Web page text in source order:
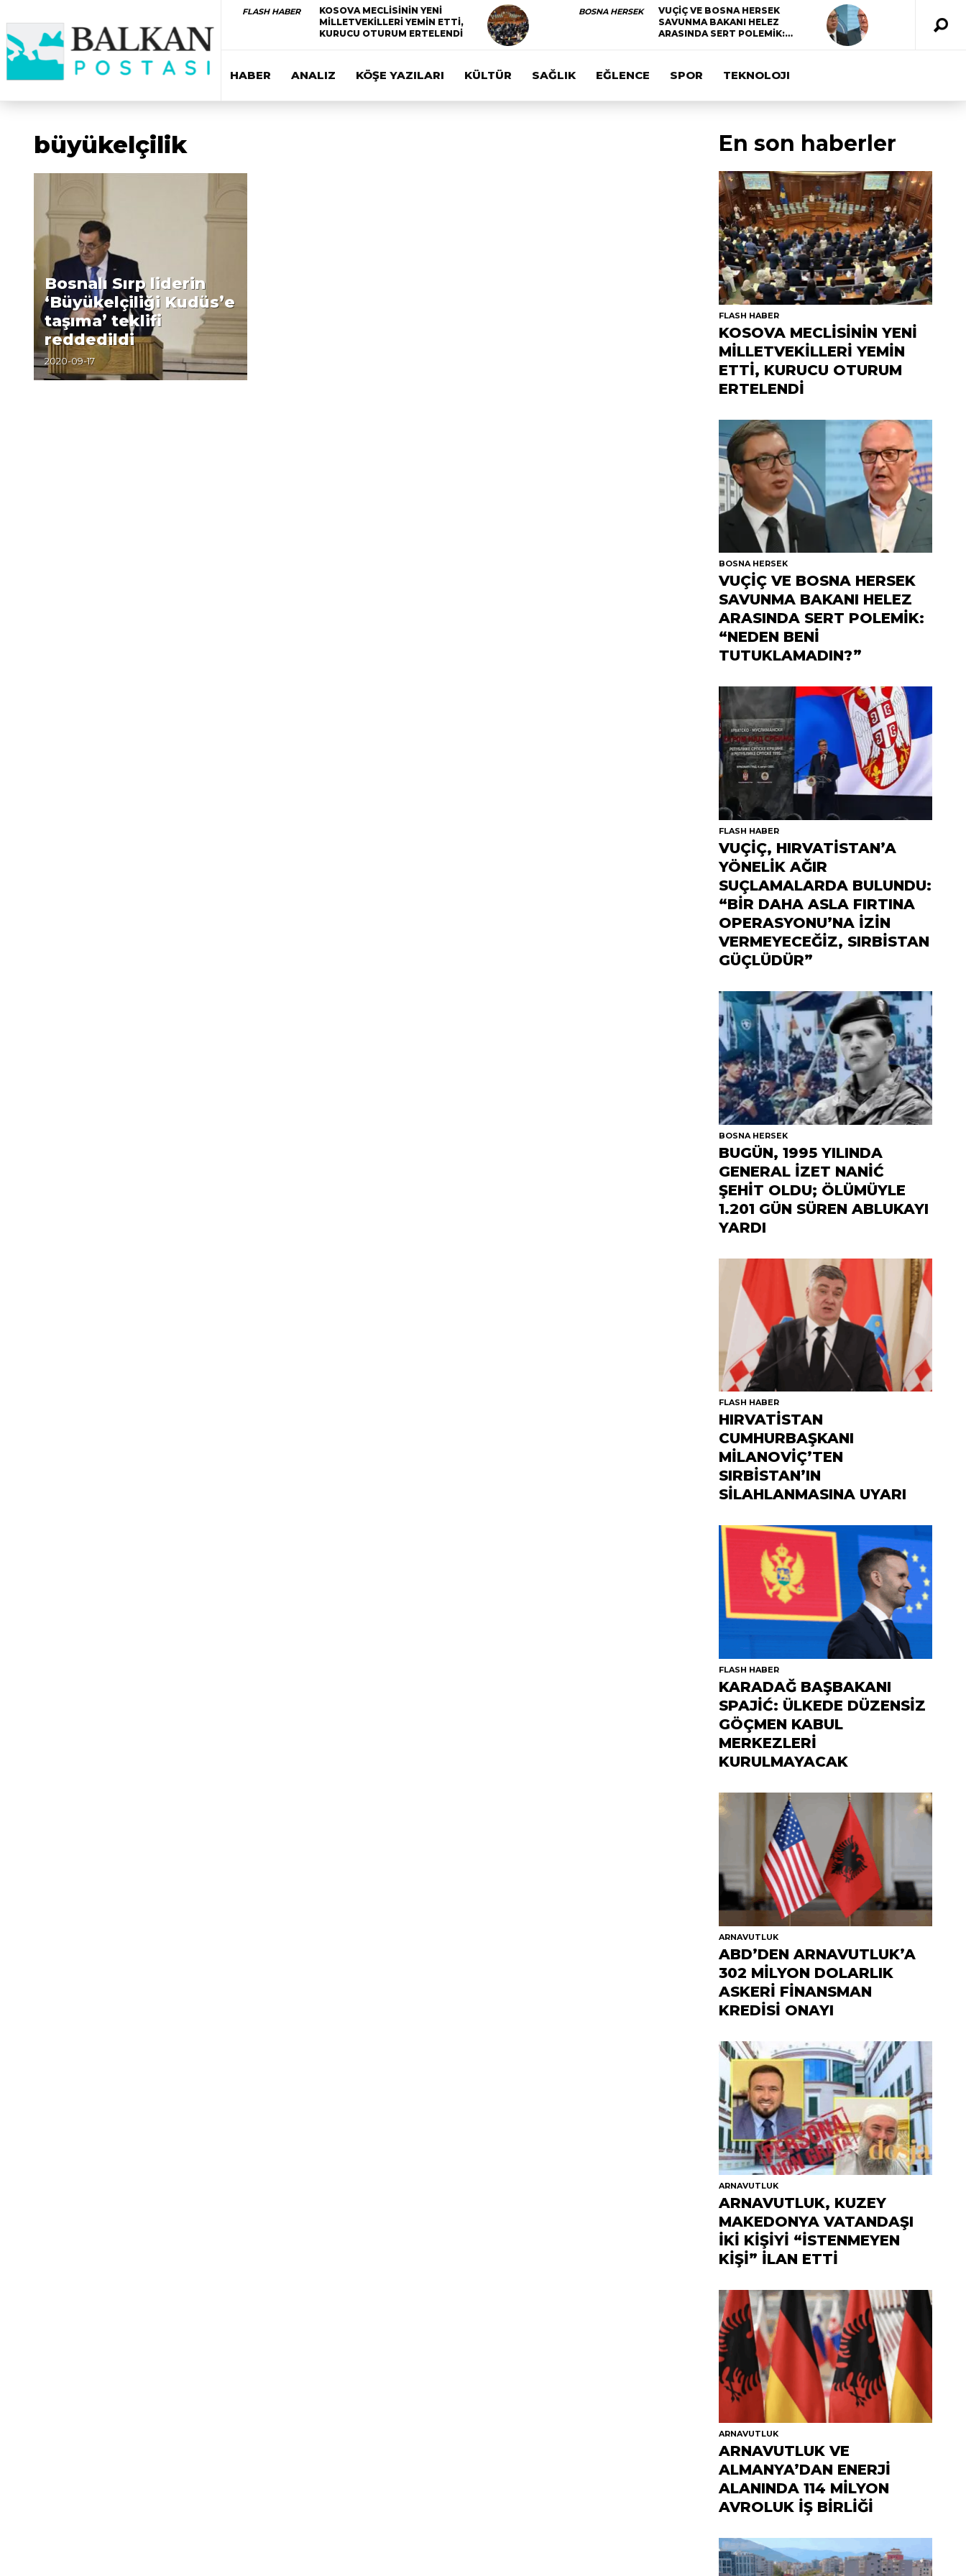
FLASH HABER
KOSOVA MECLİSİNİN YENİ
MİLLETVEKİLLERİ YEMİN ETTİ,
KURUCU OTURUM ERTELENDİ
BOSNA HERSEK
VUÇİÇ VE BOSNA HERSEK
SAVUNMA BAKANI HELEZ
ARASINDA SERT POLEMİK:…
HABER ANALIZ KÖŞE YAZILARI KÜLTÜR SAĞLIK EĞLENCE SPOR TEKNOLOJI
büyükelçilik
Bosnalı Sırp liderin
‘Büyükelçiliği Kudüs’e
taşıma’ teklifi
reddedildi
2020-09-17
En son haberler
FLASH HABER
KOSOVA MECLİSİNİN YENİ
MİLLETVEKİLLERİ YEMİN
ETTİ, KURUCU OTURUM
ERTELENDİ
BOSNA HERSEK
VUÇİÇ VE BOSNA HERSEK
SAVUNMA BAKANI HELEZ
ARASINDA SERT POLEMİK:
“NEDEN BENİ
TUTUKLAMADIN?”
FLASH HABER
VUÇİÇ, HIRVATİSTAN’A
YÖNELİK AĞIR
SUÇLAMALARDA BULUNDU:
“BİR DAHA ASLA FIRTINA
OPERASYONU’NA İZİN
VERMEYECEĞİZ, SIRBİSTAN
GÜÇLÜDÜR”
BOSNA HERSEK
BUGÜN, 1995 YILINDA
GENERAL İZET NANİĆ
ŞEHİT OLDU; ÖLÜMÜYLE
1.201 GÜN SÜREN ABLUKAYI
YARDI
FLASH HABER
HIRVATİSTAN
CUMHURBAŞKANI
MİLANOVİÇ’TEN
SIRBİSTAN’IN
SİLAHLANMASINA UYARI
FLASH HABER
KARADAĞ BAŞBAKANI
SPAJİĆ: ÜLKEDE DÜZENSİZ
GÖÇMEN KABUL
MERKEZLERİ
KURULMAYACAK
ARNAVUTLUK
ABD’DEN ARNAVUTLUK’A
302 MİLYON DOLARLIK
ASKERİ FİNANSMAN
KREDİSİ ONAYI
ARNAVUTLUK
ARNAVUTLUK, KUZEY
MAKEDONYA VATANDAŞI
İKİ KİŞİYİ “İSTENMEYEN
KİŞİ” İLAN ETTİ
ARNAVUTLUK
ARNAVUTLUK VE
ALMANYA’DAN ENERJİ
ALANINDA 114 MİLYON
AVROLUK İŞ BİRLİĞİ